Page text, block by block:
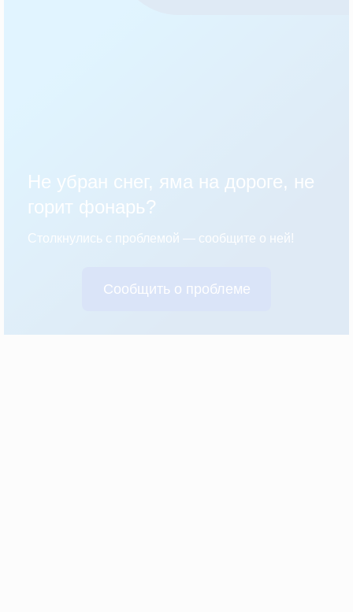
Не убран снег, яма на дороге, не
горит фонарь?
Столкнулись с проблемой — сообщите о ней!
Сообщить о проблеме